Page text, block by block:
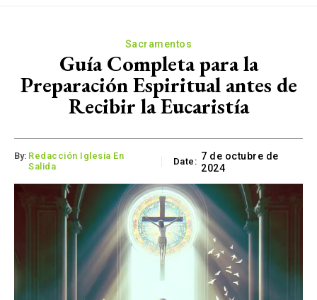
Sacramentos
Guía Completa para la
Preparación Espiritual antes de
Recibir la Eucaristía
By: Redacción Iglesia En
Salida
Date: 7 de octubre de
2024